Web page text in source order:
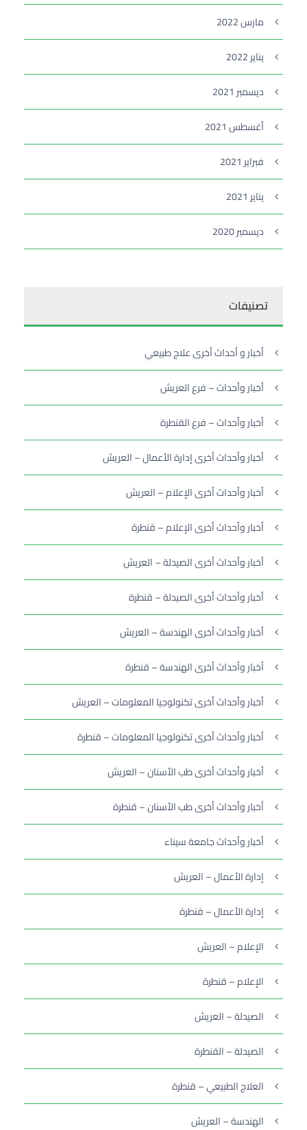
مارس 2022
يناير 2022
ديسمبر 2021
أغسطس 2021
فبراير 2021
يناير 2021
ديسمبر 2020
تصنيفات
أخبار و أحداث أخرى علاج طبيعي
أخبار وأحداث – فرع العريش
أخبار وأحداث – فرع القنطرة
أخبار وأحداث أخرى إدارة الأعمال – العريش
أخبار وأحداث أخرى الإعلام – العريش
أخبار وأحداث أخرى الإعلام – قنطرة
أخبار وأحداث أخرى الصيدلة – العريش
أخبار وأحداث أخرى الصيدلة – قنطرة
أخبار وأحداث أخرى الهندسة – العريش
أخبار وأحداث أخرى الهندسة – قنطرة
أخبار وأحداث أخرى تكنولوجيا المعلومات – العريش
أخبار وأحداث أخرى تكنولوجيا المعلومات – قنطرة
أخبار وأحداث أخرى طب الأسنان – العريش
أخبار وأحداث أخرى طب الأسنان – قنطرة
أخبار وأحداث جامعة سيناء
إدارة الأعمال – العريش
إدارة الأعمال – قنطرة
الإعلام – العريش
الإعلام – قنطرة
الصيدلة – العريش
الصيدلة – القنطرة
العلاج الطبيعي – قنطرة
الهندسة – العريش